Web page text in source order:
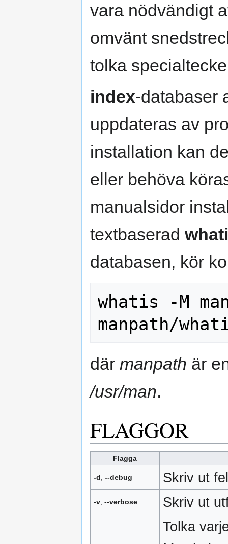
vara nödvändigt
omvänt
tolka
index-databaser
uppdateras av
installation kan
eller behöva
manualsidor
textbaserad
databasen, kör
whatis -M
där manpath är
/usr/man.
FLAGGOR
Flagga
-d, --debug Skriv ut
-v, --verbose Skriv ut
Tolka